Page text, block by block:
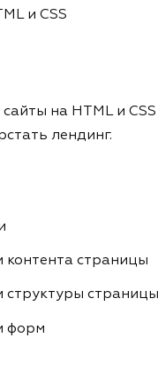
и CSS
сайты на HTML и
лендинг.
контента страницы
структуры страницы
форм